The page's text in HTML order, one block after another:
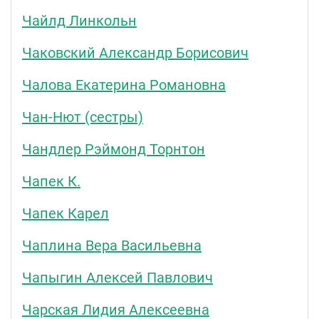
Чайлд Линкольн
Чаковский Александр Борисович
Чалова Екатерина Романовна
Чан-Нют (сестры)
Чандлер Рэймонд Торнтон
Чапек К.
Чапек Карел
Чаплина Вера Васильевна
Чапыгин Алексей Павлович
Чарская Лидия Алексеевна